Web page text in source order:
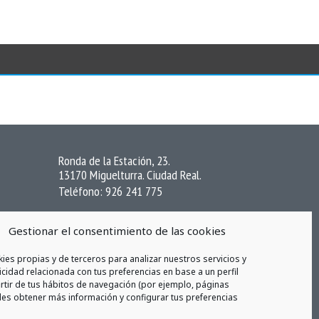
Gestionar el consentimiento de las cookies
propias y de terceros para analizar nuestros servicios y
relacionada con tus preferencias en base a un perfil
de tus hábitos de navegación (por ejemplo, páginas
obtener más información y configurar tus preferencias
Ronda de la Estación, 23.
13170 Miguelturra. Ciudad Real.
Teléfono: 926 241 775
CONTACTAR AHORA >>